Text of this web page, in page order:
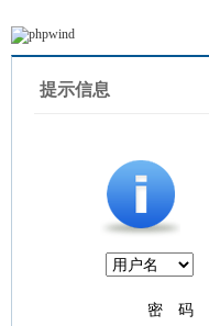
提示信息
密 码